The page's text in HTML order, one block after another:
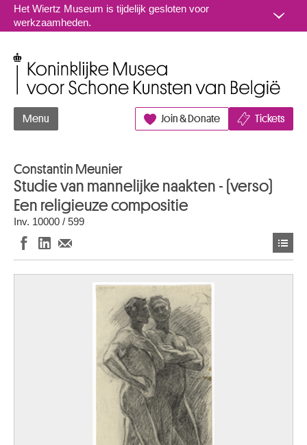
Naar inhoud
Het Wiertz Museum is tijdelijk gesloten voor
werkzaamheden.
Menu Join & Donate Tickets
Constantin Meunier
Studie van mannelijke naakten - (verso)
Een religieuze compositie
Inv. 10000 / 599